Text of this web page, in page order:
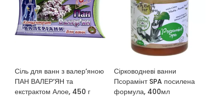
Сіль для ванн з валер’яною
ПАН ВАЛЕР’ЯН та
екстрактом Алое, 450 г
Сірководневі ванни
Псорамінт SPA посилена
формула, 400мл